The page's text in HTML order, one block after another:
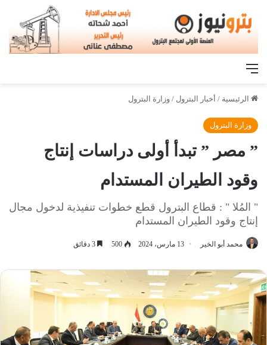
القائمة
الرئيسية / أخبار البترول / وزارة البترول
وزارة البترول
” مصر ” تبدأ أولى دراسات إنتاج
وقود الطيران المستدام
" المُلا " : قطاع البترول قطع خطوات تنفيذية لدخول مجال
إنتاج وقود الطيران المستدام
محمد أبو الخير 13 مارس، 2024 500